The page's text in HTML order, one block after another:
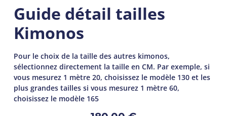
Guide détail tailles
Kimonos
Pour le choix de la taille des autres kimonos,
sélectionnez directement la taille en CM. Par exemple, si
vous mesurez 1 mètre 20, choisissez le modèle 130 et les
plus grandes tailles si vous mesurez 1 mètre 60,
choisissez le modèle 165